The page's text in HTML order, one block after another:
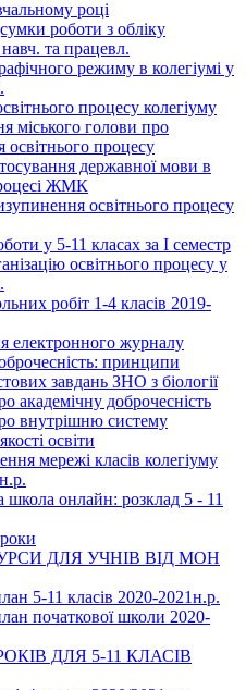
році
роботи з обліку
та працевл.
режиму в колегіумі у
процесу колегіуму
міського голови про
процесу
державної мови в
ЖМК
освітнього процесу
у 5-11 класах за І семестр
освітнього процесу у
робіт 1-4 класів 2019-
електронного журналу
принципи
завдань ЗНО з біології
академічну доброчесність
внутрішню систему
освіти
мережі класів колегіуму
школа онлайн: розклад 5 - 11
ДЛЯ УЧНІВ ВІД МОН
5-11 класів 2020-2021н.р.
початкової школи 2020-
ДЛЯ 5-11 КЛАСІВ